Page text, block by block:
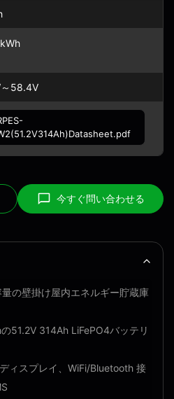
58.4V
今すぐ問い合わせる
の壁掛け屋内エネルギー貯蔵庫
51.2V 314Ah LiFePO4バッテリ
ィスプレイ、WiFi/Bluetooth 接